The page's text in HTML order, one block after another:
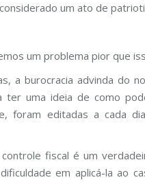
um ato de
um problema pior que
a burocracia advinda do
ter uma ideia de como
foram editadas a cada
fiscal é um
em aplicá-la ao